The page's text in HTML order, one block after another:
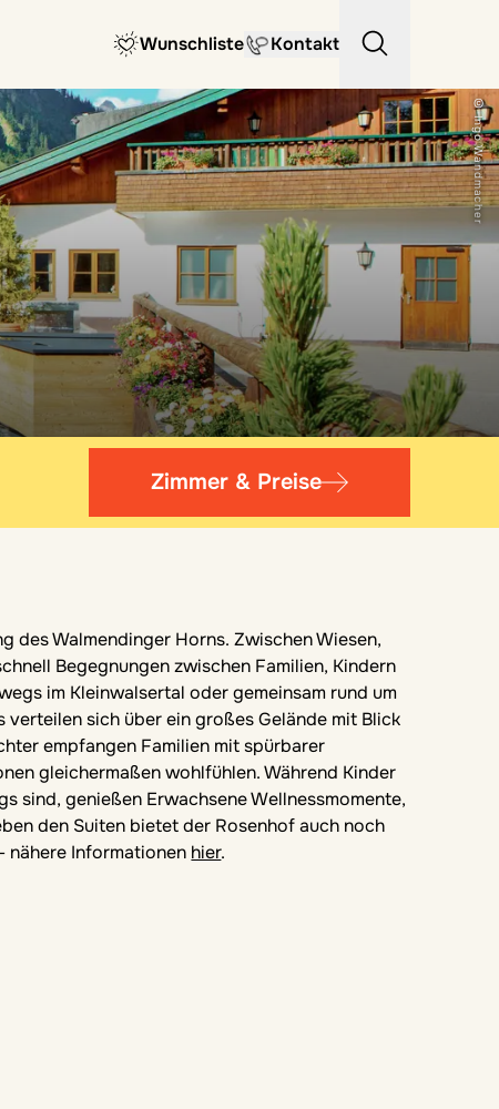
Wunschliste Kontakt
© Ingo Wandmacher
Zimmer & Preise
des Walmendinger Horns. Zwischen Wiesen,
Begegnungen zwischen Familien, Kindern
im Kleinwalsertal oder gemeinsam rund um
sich über ein großes Gelände mit Blick
empfangen Familien mit spürbarer
gleichermaßen wohlfühlen. Während Kinder
sind, genießen Erwachsene Wellnessmomente,
den Suiten bietet der Rosenhof auch noch
nähere Informationen hier.